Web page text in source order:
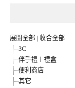
展開全部 | 收合全部
3C
伴手禮︱禮盒
便利商店
其它